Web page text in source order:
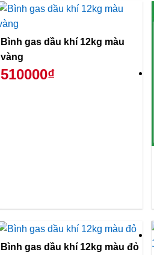
Bình gas dầu khí 12kg màu
vàng
510000₫
Bình gas dầu khí 12kg màu đỏ